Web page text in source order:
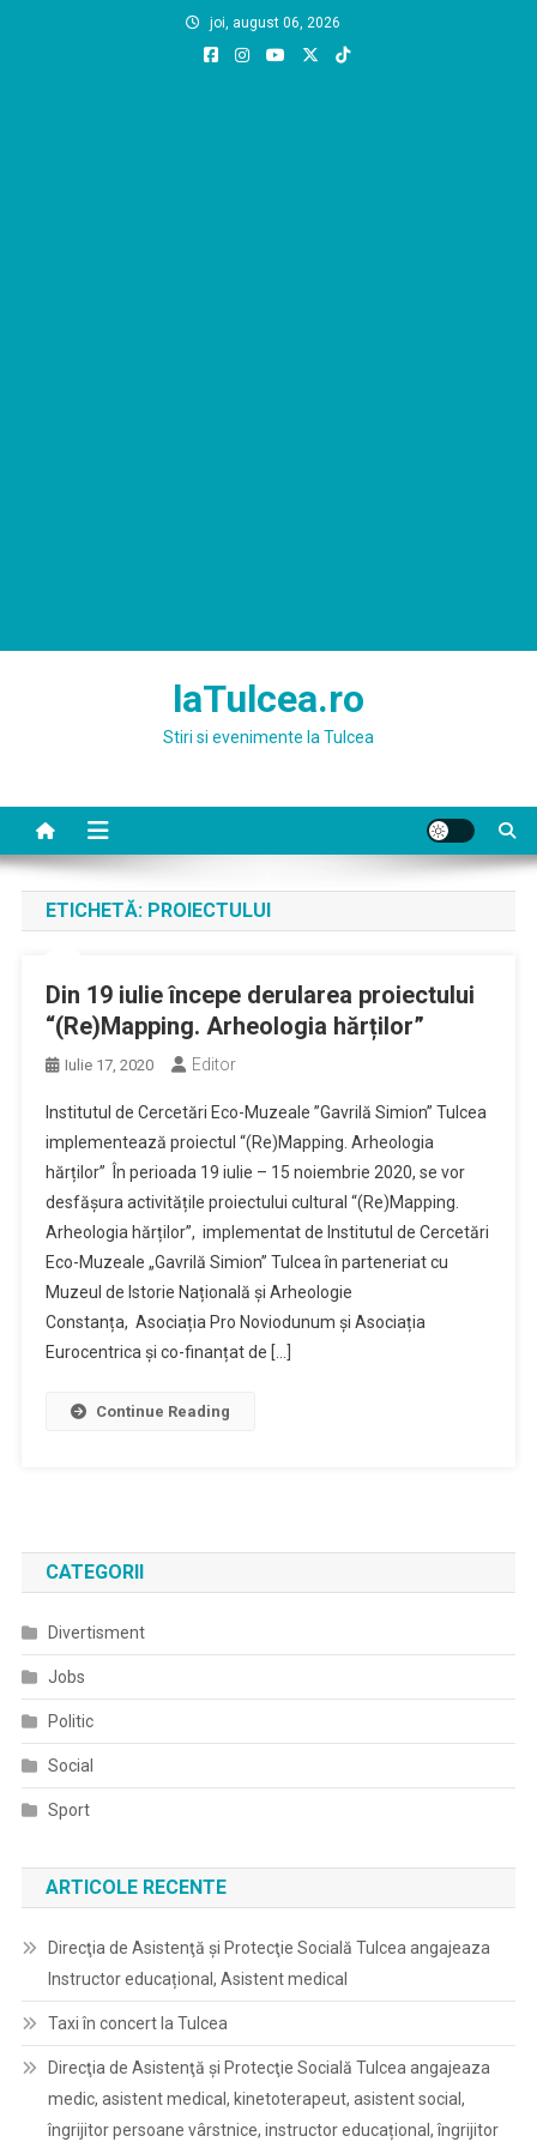
joi, august 06, 2026
laTulcea.ro
Stiri si evenimente la Tulcea
ETICHETĂ: PROIECTULUI
Din 19 iulie începe derularea proiectului
“(Re)Mapping. Arheologia hărților”
Iulie 17, 2020 Editor
Institutul de Cercetări Eco-Muzeale ”Gavrilă Simion” Tulcea
implementează proiectul “(Re)Mapping. Arheologia
hărților” În perioada 19 iulie – 15 noiembrie 2020, se vor
desfășura activitățile proiectului cultural “(Re)Mapping.
Arheologia hărților”, implementat de Institutul de Cercetări
Eco-Muzeale „Gavrilă Simion” Tulcea în parteneriat cu
Muzeul de Istorie Națională și Arheologie
Constanța, Asociația Pro Noviodunum și Asociația
Eurocentrica și co-finanțat de […]
Continue Reading
CATEGORII
Divertisment
Jobs
Politic
Social
Sport
ARTICOLE RECENTE
Direcţia de Asistenţă şi Protecţie Socială Tulcea angajeaza
Instructor educațional, Asistent medical
Taxi în concert la Tulcea
Direcţia de Asistenţă şi Protecţie Socială Tulcea angajeaza
medic, asistent medical, kinetoterapeut, asistent social,
îngrijitor persoane vârstnice, instructor educațional, îngrijitor